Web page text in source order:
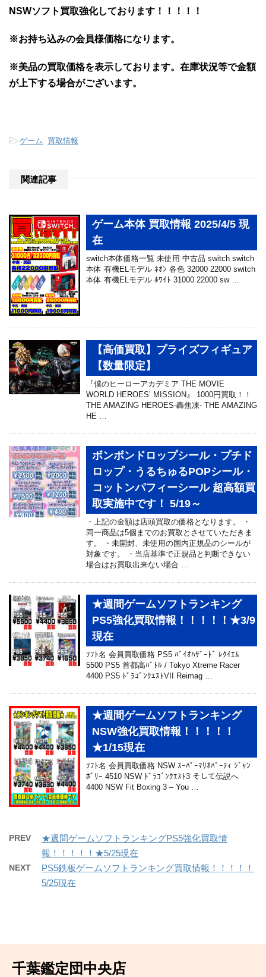
NSWソフト買取強化しております！！！！！
※お持ち込みの会員様価格になります。
※美品の買取価格を表示しております。 在庫状況等で金額
が上下する場合がございます。
-ゲーム, 買取情報
関連記事
ゲーム本体 買取情報 2025/4/5 現
在
switch本体価格一覧 未使用 中古品 switch switch
本体 有機ELモデル ﾈｵﾝ 各色 32000 22000 switch
本体 有機ELモデル ﾎﾜｲﾄ 31000 22000 sw …
【高価買取】プライズフィギュア
【数量限定】
『僕のヒーローアカデミア THE MOVIE
WORLD HEROES’ MISSION』 1000円買取！！
THE AMAZING HEROES-轟焦凍- THE AMAZING
HE …
ボンボンドロップシール・プチド
ロップ・うるちゅるPOPシール・
コットンパフィーシール 超高額買
取実施中です！ 5/19～
・上記の金額は店頭買取の価格となります。 ・
同一商品は5個までのお買取とさせていただきま
す。 ・未開封、未使用の国内正規品のシールが
対象です。 ・当店基準で正規品と判断できない
場合はお買取出来ない場合 …
★週間ゲームソフトランキング
PS5強化買取情報！！！！！★3/9
現在
ｿﾌﾄ名 会員買取価格 PS5 ﾊﾞｲｵﾊｻﾞｰﾄﾞ ﾚｸｲｴﾑ
5500 PS5 首都高ﾊﾞﾄﾙ / Tokyo Xtreme Racer
4400 PS5 ﾄﾞﾗｺﾞﾝｸｴｽﾄVII Reimag …
★週間ゲームソフトランキング
NSW強化買取情報！！！！！
★1/15現在
ｿﾌﾄ名 会員買取価格 NSW ｽｰﾊﾟｰﾏﾘｵﾊﾟｰﾃｨ ｼﾞｬﾝ
ﾎﾞﾘｰ 4510 NSW ﾄﾞﾗｺﾞﾝｸｴｽﾄ3 そして伝説へ
4400 NSW Fit Boxing 3 – You …
PREV
★週間ゲームソフトランキングPS5強化買取情
報！！！！！★5/25現在
NEXT
PS5鉄板ゲームソフトランキング買取情報！！！！！
5/25現在
千葉鑑定団中央店